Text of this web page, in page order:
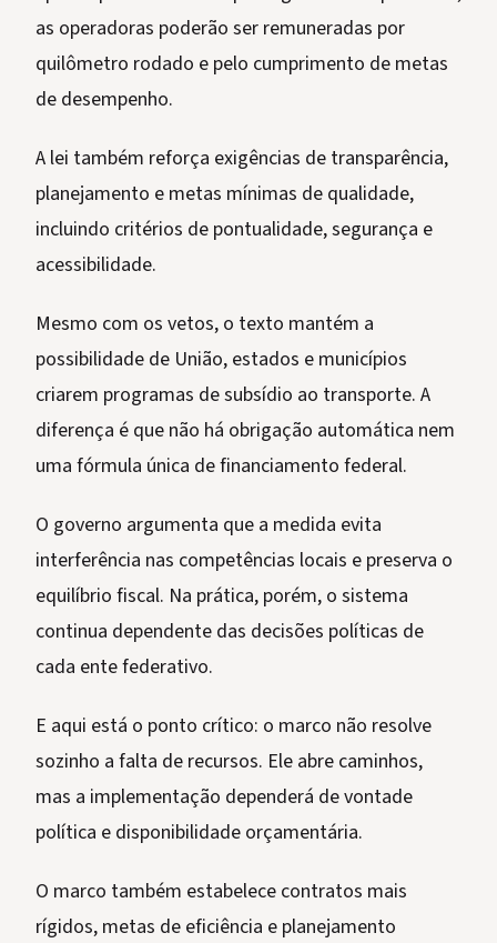
as operadoras poderão ser remuneradas por
quilômetro rodado e pelo cumprimento de metas
de desempenho.
A lei também reforça exigências de transparência,
planejamento e metas mínimas de qualidade,
incluindo critérios de pontualidade, segurança e
acessibilidade.
Mesmo com os vetos, o texto mantém a
possibilidade de União, estados e municípios
criarem programas de subsídio ao transporte. A
diferença é que não há obrigação automática nem
uma fórmula única de financiamento federal.
O governo argumenta que a medida evita
interferência nas competências locais e preserva o
equilíbrio fiscal. Na prática, porém, o sistema
continua dependente das decisões políticas de
cada ente federativo.
E aqui está o ponto crítico: o marco não resolve
sozinho a falta de recursos. Ele abre caminhos,
mas a implementação dependerá de vontade
política e disponibilidade orçamentária.
O marco também estabelece contratos mais
rígidos, metas de eficiência e planejamento